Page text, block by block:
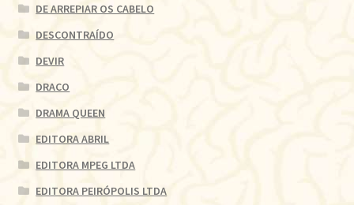
DE ARREPIAR OS CABELO
DESCONTRAÍDO
DEVIR
DRACO
DRAMA QUEEN
EDITORA ABRIL
EDITORA MPEG LTDA
EDITORA PEIRÓPOLIS LTDA